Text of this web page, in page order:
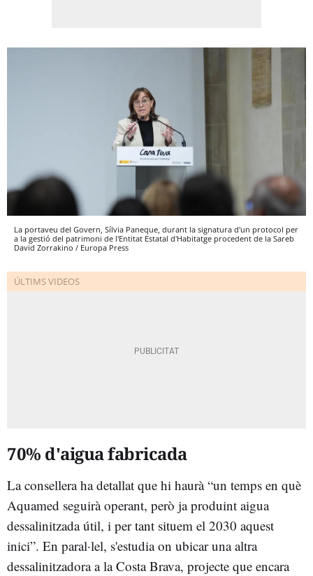
La portaveu del Govern, Sílvia Paneque, durant la signatura d'un protocol per
a la gestió del patrimoni de l'Entitat Estatal d'Habitatge procedent de la Sareb
David Zorrakino / Europa Press
70% d'aigua fabricada
La consellera ha detallat que hi haurà “un temps en què
Aquamed seguirà operant, però ja produint aigua
dessalinitzada útil, i per tant situem el 2030 aquest
inici”. En paral·lel, s'estudia on ubicar una altra
dessalinitzadora a la Costa Brava, projecte que encara